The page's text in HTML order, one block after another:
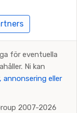
för eventuella
Ni kan
eller
2007-2026